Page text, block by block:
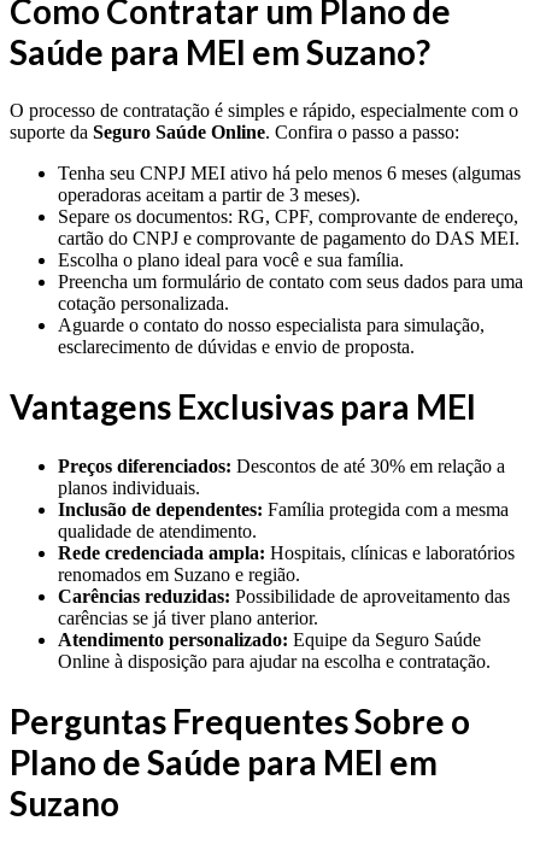
Como Contratar um Plano de
Saúde para MEI em Suzano?
O processo de contratação é simples e rápido, especialmente com o
suporte da Seguro Saúde Online. Confira o passo a passo:
Tenha seu CNPJ MEI ativo há pelo menos 6 meses (algumas
operadoras aceitam a partir de 3 meses).
Separe os documentos: RG, CPF, comprovante de endereço,
cartão do CNPJ e comprovante de pagamento do DAS MEI.
Escolha o plano ideal para você e sua família.
Preencha um formulário de contato com seus dados para uma
cotação personalizada.
Aguarde o contato do nosso especialista para simulação,
esclarecimento de dúvidas e envio de proposta.
Vantagens Exclusivas para MEI
Preços diferenciados: Descontos de até 30% em relação a
planos individuais.
Inclusão de dependentes: Família protegida com a mesma
qualidade de atendimento.
Rede credenciada ampla: Hospitais, clínicas e laboratórios
renomados em Suzano e região.
Carências reduzidas: Possibilidade de aproveitamento das
carências se já tiver plano anterior.
Atendimento personalizado: Equipe da Seguro Saúde
Online à disposição para ajudar na escolha e contratação.
Perguntas Frequentes Sobre o
Plano de Saúde para MEI em
Suzano